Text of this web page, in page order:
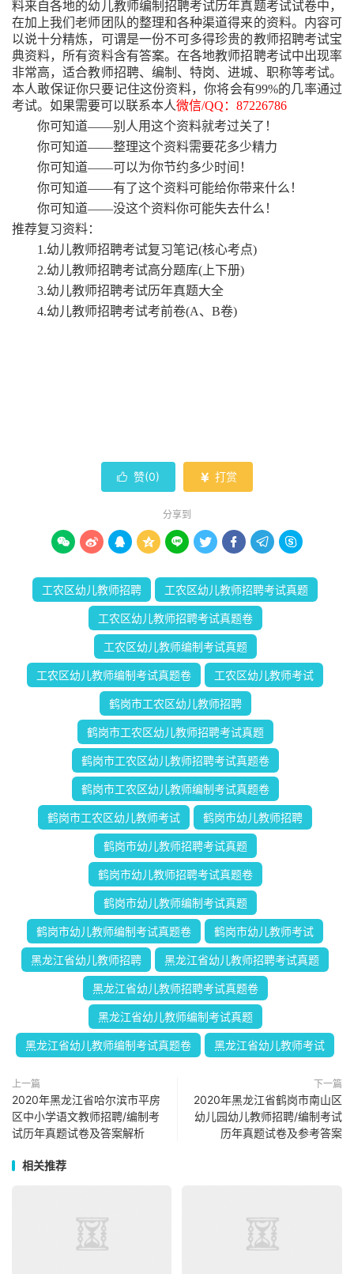
料来自各地的幼儿教师编制招聘考试历年真题考试试卷中，
在加上我们老师团队的整理和各种渠道得来的资料。内容可
以说十分精炼，可谓是一份不可多得珍贵的教师招聘考试宝
典资料，所有资料含有答案。在各地教师招聘考试中出现率
非常高，适合教师招聘、编制、特岗、进城、职称等考试。
本人敢保证你只要记住这份资料，你将会有99%的几率通过
考试。如果需要可以联系本人微信/QQ：87226786
你可知道——别人用这个资料就考过关了！
你可知道——整理这个资料需要花多少精力
你可知道——可以为你节约多少时间！
你可知道——有了这个资料可能给你带来什么！
你可知道——没这个资料你可能失去什么！
推荐复习资料：
1.幼儿教师招聘考试复习笔记(核心考点)
2.幼儿教师招聘考试高分题库(上下册)
3.幼儿教师招聘考试历年真题大全
4.幼儿教师招聘考试考前卷(A、B卷)
 赞(0)  打赏
分享到
        
工农区幼儿教师招聘 工农区幼儿教师招聘考试真题
工农区幼儿教师招聘考试真题卷
工农区幼儿教师编制考试真题
工农区幼儿教师编制考试真题卷 工农区幼儿教师考试
鹤岗市工农区幼儿教师招聘
鹤岗市工农区幼儿教师招聘考试真题
鹤岗市工农区幼儿教师招聘考试真题卷
鹤岗市工农区幼儿教师编制考试真题卷
鹤岗市工农区幼儿教师考试 鹤岗市幼儿教师招聘
鹤岗市幼儿教师招聘考试真题
鹤岗市幼儿教师招聘考试真题卷
鹤岗市幼儿教师编制考试真题
鹤岗市幼儿教师编制考试真题卷 鹤岗市幼儿教师考试
黑龙江省幼儿教师招聘 黑龙江省幼儿教师招聘考试真题
黑龙江省幼儿教师招聘考试真题卷
黑龙江省幼儿教师编制考试真题
黑龙江省幼儿教师编制考试真题卷 黑龙江省幼儿教师考试
上一篇
2020年黑龙江省哈尔滨市平房
区中小学语文教师招聘/编制考
试历年真题试卷及答案解析
下一篇
2020年黑龙江省鹤岗市南山区
幼儿园幼儿教师招聘/编制考试
历年真题试卷及参考答案
相关推荐